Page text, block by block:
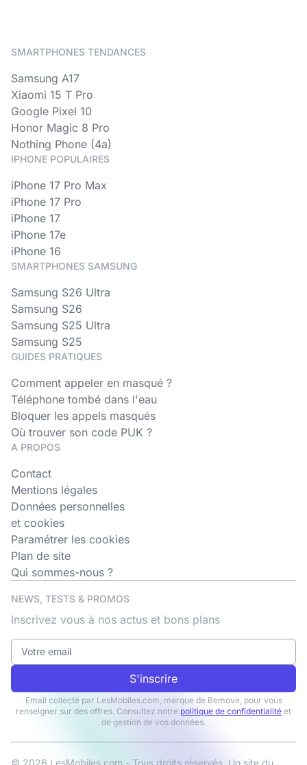
SMARTPHONES TENDANCES
Samsung A17
Xiaomi 15 T Pro
Google Pixel 10
Honor Magic 8 Pro
Nothing Phone (4a)
IPHONE POPULAIRES
iPhone 17 Pro Max
iPhone 17 Pro
iPhone 17
iPhone 17e
iPhone 16
SMARTPHONES SAMSUNG
Samsung S26 Ultra
Samsung S26
Samsung S25 Ultra
Samsung S25
GUIDES PRATIQUES
Comment appeler en masqué ?
Téléphone tombé dans l'eau
Bloquer les appels masqués
Où trouver son code PUK ?
A PROPOS
Contact
Mentions légales
Données personnelles
et cookies
Paramétrer les cookies
Plan de site
Qui sommes-nous ?
NEWS, TESTS & PROMOS
Inscrivez vous à nos actus et bons plans
S'inscrire
Email collecté par LesMobiles.com, marque de Bemove, pour vous
renseigner sur des offres. Consultez notre politique de confidentialité et
de gestion de vos données.
© 2026 LesMobiles.com - Tous droits réservés. Un site du